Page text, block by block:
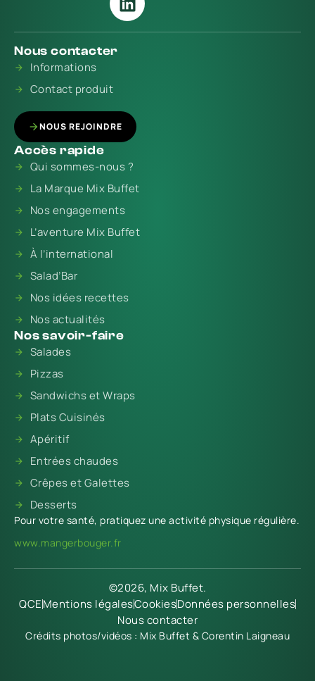
Nous contacter
Informations
Contact produit
NOUS REJOINDRE
Accès rapide
Qui sommes-nous ?
La Marque Mix Buffet
Nos engagements
L’aventure Mix Buffet
À l’international
Salad’Bar
Nos idées recettes
Nos actualités
Nos savoir-faire
Salades
Pizzas
Sandwichs et Wraps
Plats Cuisinés
Apéritif
Entrées chaudes
Crêpes et Galettes
Desserts
Pour votre santé, pratiquez une activité physique régulière.
www.mangerbouger.fr
©2026, Mix Buffet.
QCEMentions légalesCookiesDonnées personnelles
Nous contacter
Crédits photos/vidéos : Mix Buffet & Corentin Laigneau